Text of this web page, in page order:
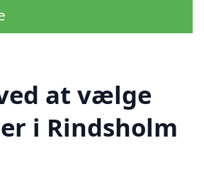
at vælge
i Rindsholm